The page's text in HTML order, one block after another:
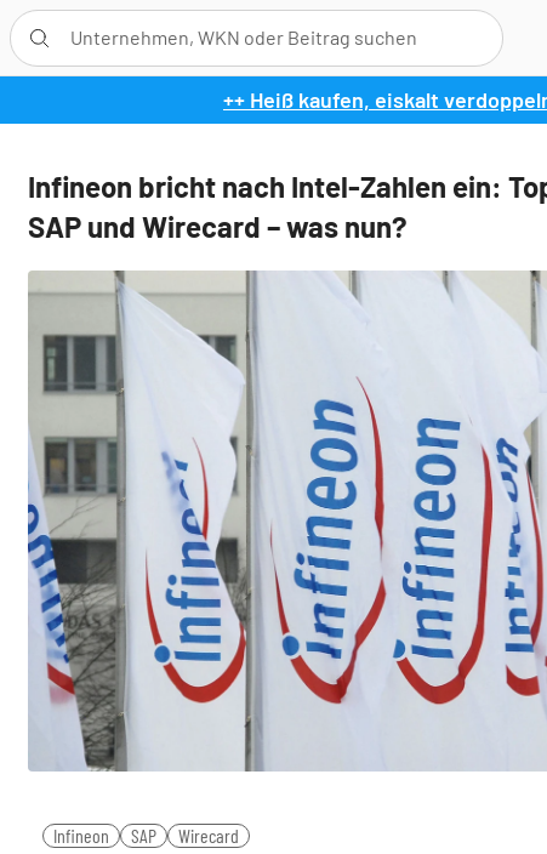
++ Heiß kaufen, eiskalt
Infineon bricht nach Intel-Zahlen ein:
SAP und Wirecard – was nun?
Infineon SAP Wirecard